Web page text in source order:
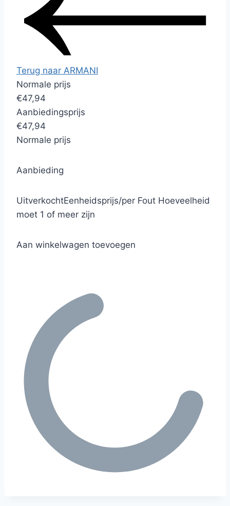
Terug naar ARMANI
Normale prijs
€47,94
Aanbiedingsprijs
€47,94
Normale prijs
Aanbieding
UitverkochtEenheidsprijs/per Fout Hoeveelheid
moet 1 of meer zijn
Aan winkelwagen toevoegen